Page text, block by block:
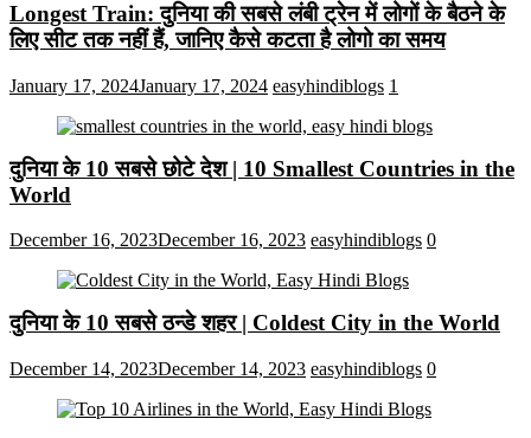
Longest Train: दुनिया की सबसे लंबी ट्रेन में लोगों के बैठने के
लिए सीट तक ​​नहीं हैं, जानिए कैसे कटता है लोगो का समय
January 17, 2024January 17, 2024 easyhindiblogs 1
दुनिया के 10 सबसे छोटे देश | 10 Smallest Countries in the
World
December 16, 2023December 16, 2023 easyhindiblogs 0
दुनिया के 10 सबसे ठन्डे शहर | Coldest City in the World
December 14, 2023December 14, 2023 easyhindiblogs 0